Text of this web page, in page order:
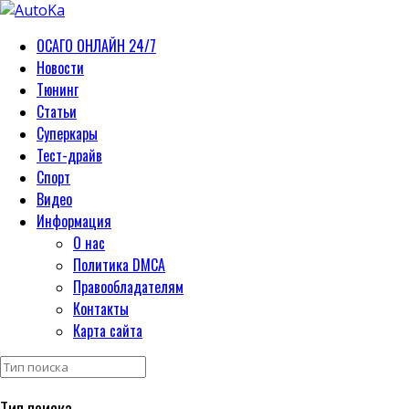
ОСАГО ОНЛАЙН 24/7
Новости
Тюнинг
Статьи
Суперкары
Тест-драйв
Спорт
Видео
Информация
О нас
Политика DMCA
Правообладателям
Контакты
Карта сайта